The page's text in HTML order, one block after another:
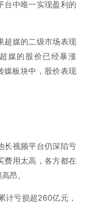
台中唯一实现盈利的
超媒的二级市场表现
媒的股价已经暴涨
媒板块中，股价表现
长视频平台仍深陷亏
费用太高，各方都在
昂。
计亏损超260亿元，